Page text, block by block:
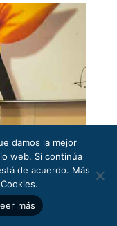
damos la mejor
web. Si continúa
de acuerdo. Más
más